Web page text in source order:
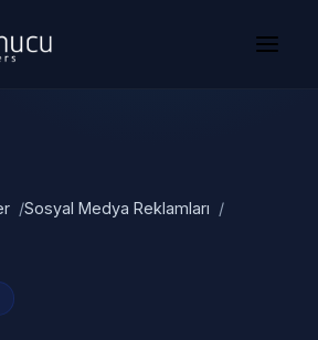
Sosyal Medya Reklamları